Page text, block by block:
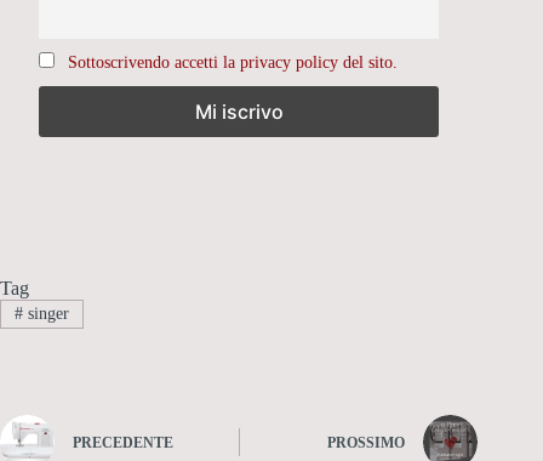
Sottoscrivendo accetti la privacy policy del sito.
Tag
#singer
PRECEDENTE PROSSIMO